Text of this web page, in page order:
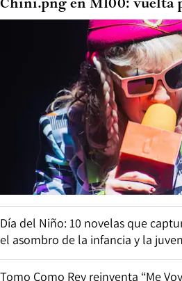
Chini.png en M100: vuelta
Día del Niño: 10 novelas que
el asombro de la infancia y la
Tomo Como Rey reinventa “Me